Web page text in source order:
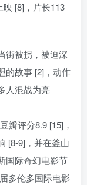
[8]，片长113
街被拐，被迫深
的故事 [2]，动作
人混战为亮
瓣评分8.9 [15]，
[8-9]，并在釜山
国际奇幻电影节
多伦多国际电影